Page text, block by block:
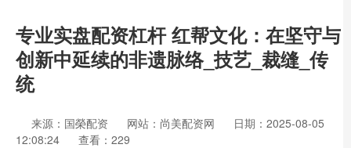
专业实盘配资杠杆 红帮文化：在坚守与
创新中延续的非遗脉络_技艺_裁缝_传
统
来源：国榮配资 网站：尚美配资网
日期：2025-08-05
12:08:24
查看：229